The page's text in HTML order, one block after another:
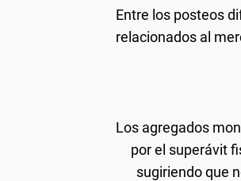
Entre los posteos
relacionados al
Los agregados
por el superávit
sugiriendo que